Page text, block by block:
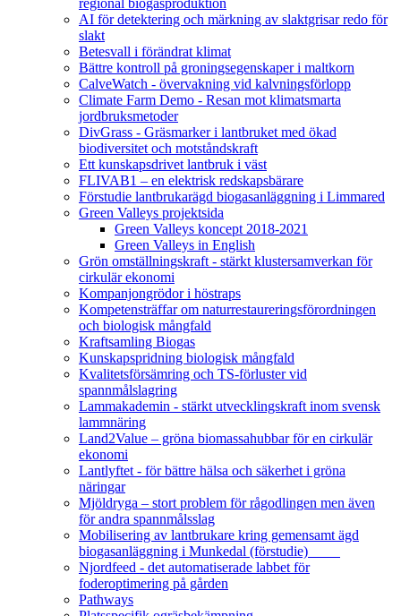
regional biogasproduktion
AI för detektering och märkning av slaktgrisar redo för
slakt
Betesvall i förändrat klimat
Bättre kontroll på groningsegenskaper i maltkorn
CalveWatch - övervakning vid kalvningsförlopp
Climate Farm Demo - Resan mot klimatsmarta
jordbruksmetoder
DivGrass - Gräsmarker i lantbruket med ökad
biodiversitet och motståndskraft
Ett kunskapsdrivet lantbruk i väst
FLIVAB1 – en elektrisk redskapsbärare
Förstudie lantbrukarägd biogasanläggning i Limmared
Green Valleys projektsida
Green Valleys koncept 2018-2021
Green Valleys in English
Grön omställningskraft - stärkt klustersamverkan för
cirkulär ekonomi
Kompanjongrödor i höstraps
Kompetensträffar om naturrestaureringsförordningen
och biologisk mångfald
Kraftsamling Biogas
Kunskapspridning biologisk mångfald
Kvalitetsförsämring och TS-förluster vid
spannmålslagring
Lammakademin - stärkt utvecklingskraft inom svensk
lammnäring
Land2Value – gröna biomassahubbar för en cirkulär
ekonomi
Lantlyftet - för bättre hälsa och säkerhet i gröna
näringar
Mjöldryga – stort problem för rågodlingen men även
för andra spannmålsslag
Mobilisering av lantbrukare kring gemensamt ägd
biogasanläggning i Munkedal (förstudie)
Njordfeed - det automatiserade labbet för
foderoptimering på gården
Pathways